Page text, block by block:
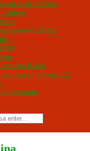
pizca de azafrán
Culinario
Radio
en los medios
culinario